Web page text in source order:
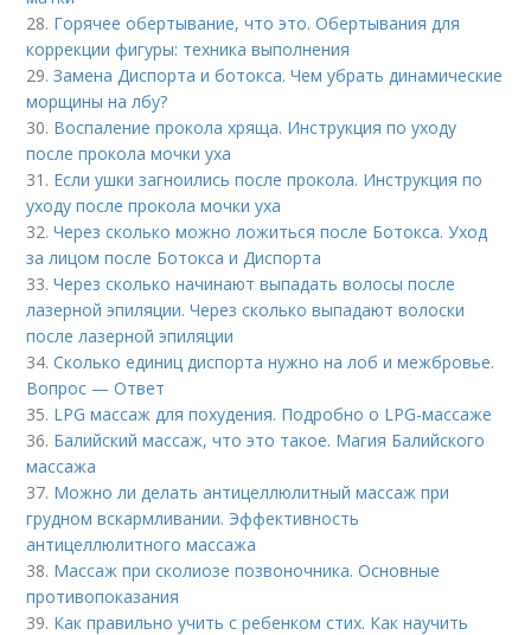
28. Горячее обертывание, что это. Обертывания для
коррекции фигуры: техника выполнения
29.Замена Диспорта и ботокса. Чем убрать динамические
морщины на лбу?
30. Воспаление прокола хряща. Инструкция по уходу
после прокола мочки уха
31. Если ушки загноились после прокола. Инструкция по
уходу после прокола мочки уха
32.Через сколько можно ложиться после Ботокса. Уход
за лицом после Ботокса и Диспорта
33.Через сколько начинают выпадать волосы после
лазерной эпиляции. Через сколько выпадают волоски
после лазерной эпиляции
34.Сколько единиц диспорта нужно на лоб и межбровье.
Вопрос — Ответ
35. LPG массаж для похудения. Подробно о LPG-массаже
36. Балийский массаж, что это такое. Магия Балийского
массажа
37. Можно ли делать антицеллюлитный массаж при
грудном вскармливании. Эффективность
антицеллюлитного массажа
38. Массаж при сколиозе позвоночника. Основные
противопоказания
39. Как правильно учить с ребенком стих. Как научить